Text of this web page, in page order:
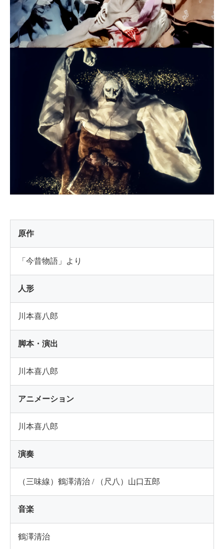
原作
「今昔物語」より
人形
川本喜八郎
脚本・演出
川本喜八郎
アニメーション
川本喜八郎
演奏
（三味線）鶴澤清治 / （尺八）山口五郎
音楽
鶴澤清治